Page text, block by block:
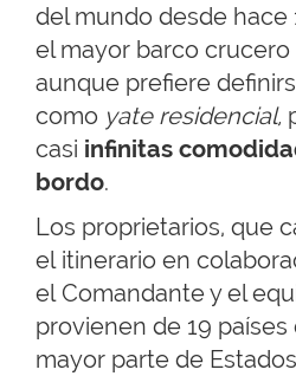
del mundo desde hace
el mayor barco
aunque prefiere
como yate residencial,
casi infinitas
bordo.
Los proprietarios, que
el itinerario en
el Comandante y el
provienen de 19
mayor parte de